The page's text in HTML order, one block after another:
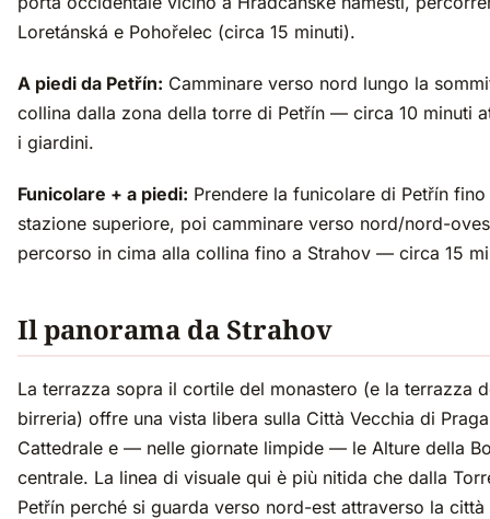
Loretánská e Pohořelec (circa 15 minuti).
A piedi da Petřín: Camminare verso nord lungo la
collina dalla zona della torre di Petřín — circa 10 minuti
i giardini.
Funicolare + a piedi: Prendere la funicolare di Petřín fino
stazione superiore, poi camminare verso nord/nord-
percorso in cima alla collina fino a Strahov — circa 15
Il panorama da Strahov
La terrazza sopra il cortile del monastero (e la terrazza
birreria) offre una vista libera sulla Città Vecchia di
Cattedrale e — nelle giornate limpide — le Alture della
centrale. La linea di visuale qui è più nitida che dalla
Petřín perché si guarda verso nord-est attraverso la città